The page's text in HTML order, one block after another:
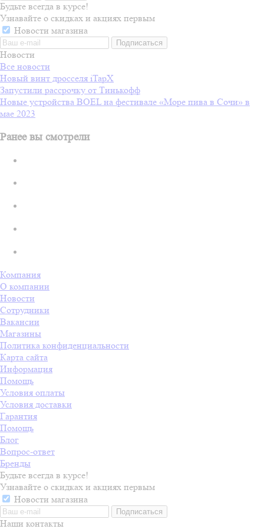
Будьте всегда в курсе!
Узнавайте о скидках и акциях первым
Новости магазина
Новости
Все новости
Новый винт дросселя iTapX
Запустили рассрочку от Тинькофф
Новые устройства BOEL на фестивале «Море пива в Сочи» в
мае 2023
Ранее вы смотрели
Компания
О компании
Новости
Сотрудники
Вакансии
Магазины
Политика конфиденциальности
Карта сайта
Информация
Помощь
Условия оплаты
Условия доставки
Гарантия
Помощь
Блог
Вопрос-ответ
Бренды
Будьте всегда в курсе!
Узнавайте о скидках и акциях первым
Новости магазина
Наши контакты